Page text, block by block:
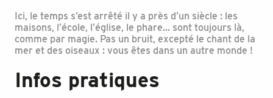
Ici, le temps s’est arrêté il y a près d’un siècle : les
maisons, l’école, l’église, le phare… sont toujours là,
comme par magie. Pas un bruit, excepté le chant de la
mer et des oiseaux : vous êtes dans un autre monde !
Infos pratiques